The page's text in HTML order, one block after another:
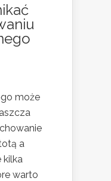
może
a
kilka
warto